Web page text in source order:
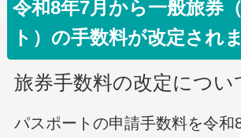
令和8年7月から一般旅券
ト）の手数料が改定され
旅券手数料の改定につい
パスポートの申請手数料を令和